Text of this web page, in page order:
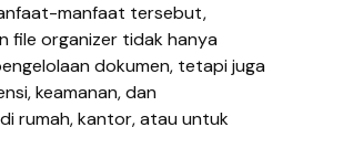
manfaat tersebut,
file organizer tidak hanya
dokumen, tetapi juga
keamanan, dan
rumah, kantor, atau untuk